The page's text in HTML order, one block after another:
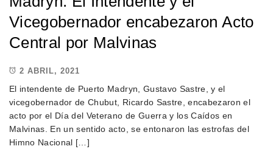
Vicegobernador encabezaron Acto
Central por Malvinas
2 ABRIL, 2021
El intendente de Puerto Madryn, Gustavo Sastre, y el
vicegobernador de Chubut, Ricardo Sastre, encabezaron el
acto por el Día del Veterano de Guerra y los Caídos en
Malvinas. En un sentido acto, se entonaron las estrofas del
Himno Nacional […]